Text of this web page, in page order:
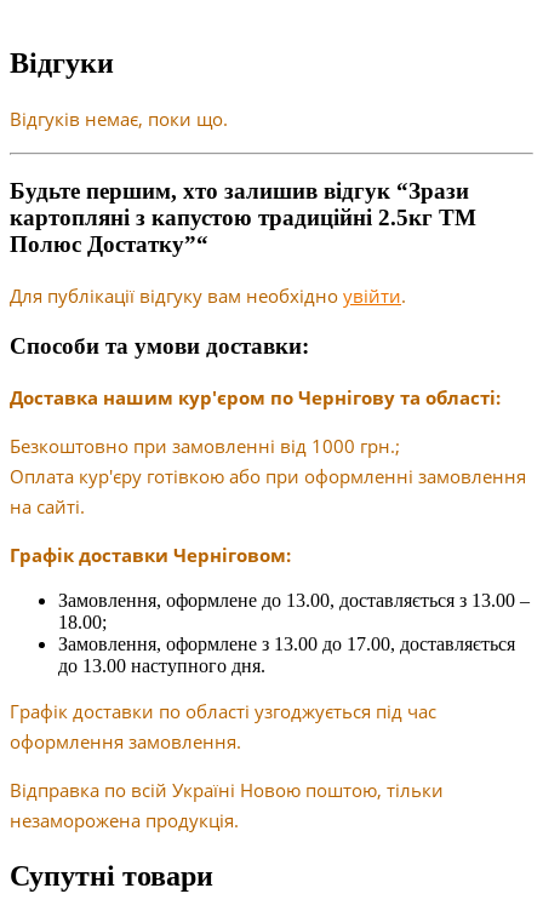
Відгуки
Відгуків немає, поки що.
Будьте першим, хто залишив відгук “Зрази
картопляні з капустою традиційні 2.5кг ТМ
Полюс Достатку”“
Для публікації відгуку вам необхідно увійти.
Способи та умови доставки:
Доставка нашим кур'єром по Чернігову та області:
Безкоштовно при замовленні від 1000 грн.;
Оплата кур'єру готівкою або при оформленні замовлення
на сайті.
Графік доставки Черніговом:
Замовлення, оформлене до 13.00, доставляється з 13.00 –
18.00;
Замовлення, оформлене з 13.00 до 17.00, доставляється
до 13.00 наступного дня.
Графік доставки по області узгоджується під час
оформлення замовлення.
Відправка по всій Україні Новою поштою, тільки
незаморожена продукція.
Супутні товари